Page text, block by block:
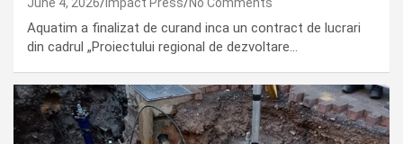
Aquatim a finalizat de curand inca un contract de lucrari
din cadrul „Proiectului regional de dezvoltare…